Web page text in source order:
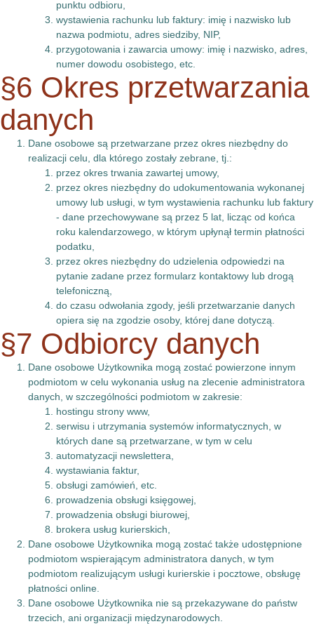
punktu odbioru,
wystawienia rachunku lub faktury: imię i nazwisko lub
nazwa podmiotu, adres siedziby, NIP,
przygotowania i zawarcia umowy: imię i nazwisko, adres,
numer dowodu osobistego, etc.
§6 Okres przetwarzania
danych
Dane osobowe są przetwarzane przez okres niezbędny do
realizacji celu, dla którego zostały zebrane, tj.:
przez okres trwania zawartej umowy,
przez okres niezbędny do udokumentowania wykonanej
umowy lub usługi, w tym wystawienia rachunku lub faktury
- dane przechowywane są przez 5 lat, licząc od końca
roku kalendarzowego, w którym upłynął termin płatności
podatku,
przez okres niezbędny do udzielenia odpowiedzi na
pytanie zadane przez formularz kontaktowy lub drogą
telefoniczną,
do czasu odwołania zgody, jeśli przetwarzanie danych
opiera się na zgodzie osoby, której dane dotyczą.
§7 Odbiorcy danych
Dane osobowe Użytkownika mogą zostać powierzone innym
podmiotom w celu wykonania usług na zlecenie administratora
danych, w szczególności podmiotom w zakresie:
hostingu strony www,
serwisu i utrzymania systemów informatycznych, w
których dane są przetwarzane, w tym w celu
automatyzacji newslettera,
wystawiania faktur,
obsługi zamówień, etc.
prowadzenia obsługi księgowej,
prowadzenia obsługi biurowej,
brokera usług kurierskich,
Dane osobowe Użytkownika mogą zostać także udostępnione
podmiotom wspierającym administratora danych, w tym
podmiotom realizującym usługi kurierskie i pocztowe, obsługę
płatności online.
Dane osobowe Użytkownika nie są przekazywane do państw
trzecich, ani organizacji międzynarodowych.